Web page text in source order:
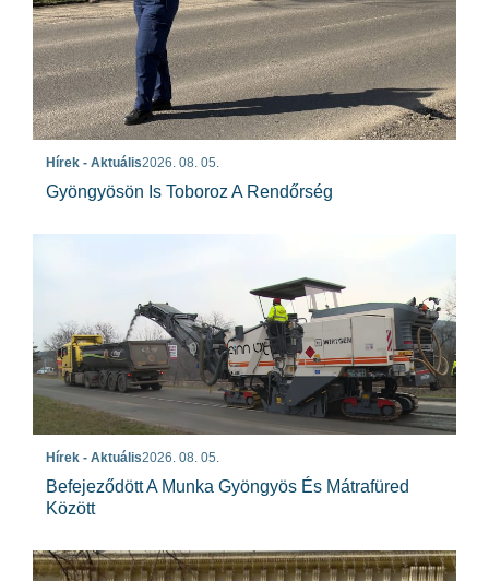
Hírek - Aktuális2026. 08. 05.
Gyöngyösön Is Toboroz A Rendőrség
Hírek - Aktuális2026. 08. 05.
Befejeződött A Munka Gyöngyös És Mátrafüred
Között